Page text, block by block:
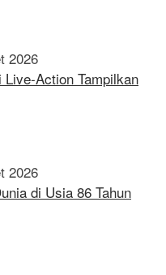
2026
Action Tampilkan
2026
di Usia 86 Tahun